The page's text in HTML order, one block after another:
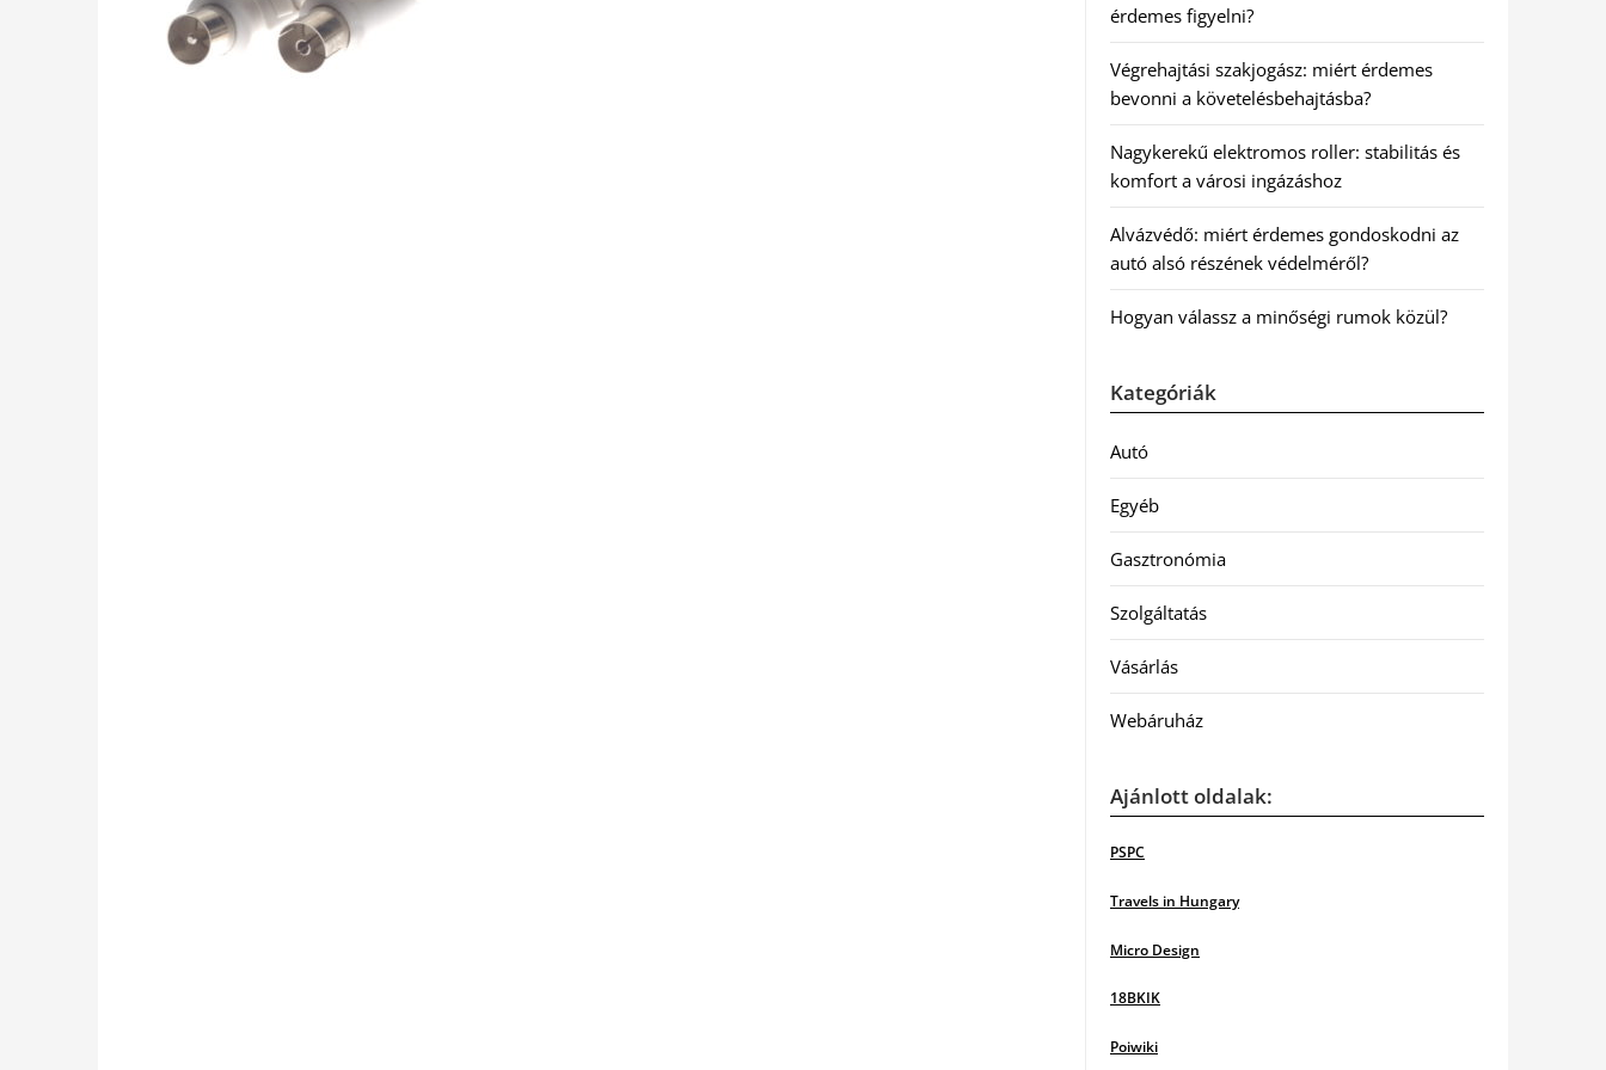
érdemes figyelni?
Végrehajtási szakjogász: miért érdemes
bevonni a követelésbehajtásba?
Nagykerekű elektromos roller: stabilitás és
komfort a városi ingázáshoz
Alvázvédő: miért érdemes gondoskodni az
autó alsó részének védelméről?
Hogyan válassz a minőségi rumok közül?
Kategóriák
Autó
Egyéb
Gasztronómia
Szolgáltatás
Vásárlás
Webáruház
Ajánlott oldalak:
PSPC
Travels in Hungary
Micro Design
18BKIK
Poiwiki